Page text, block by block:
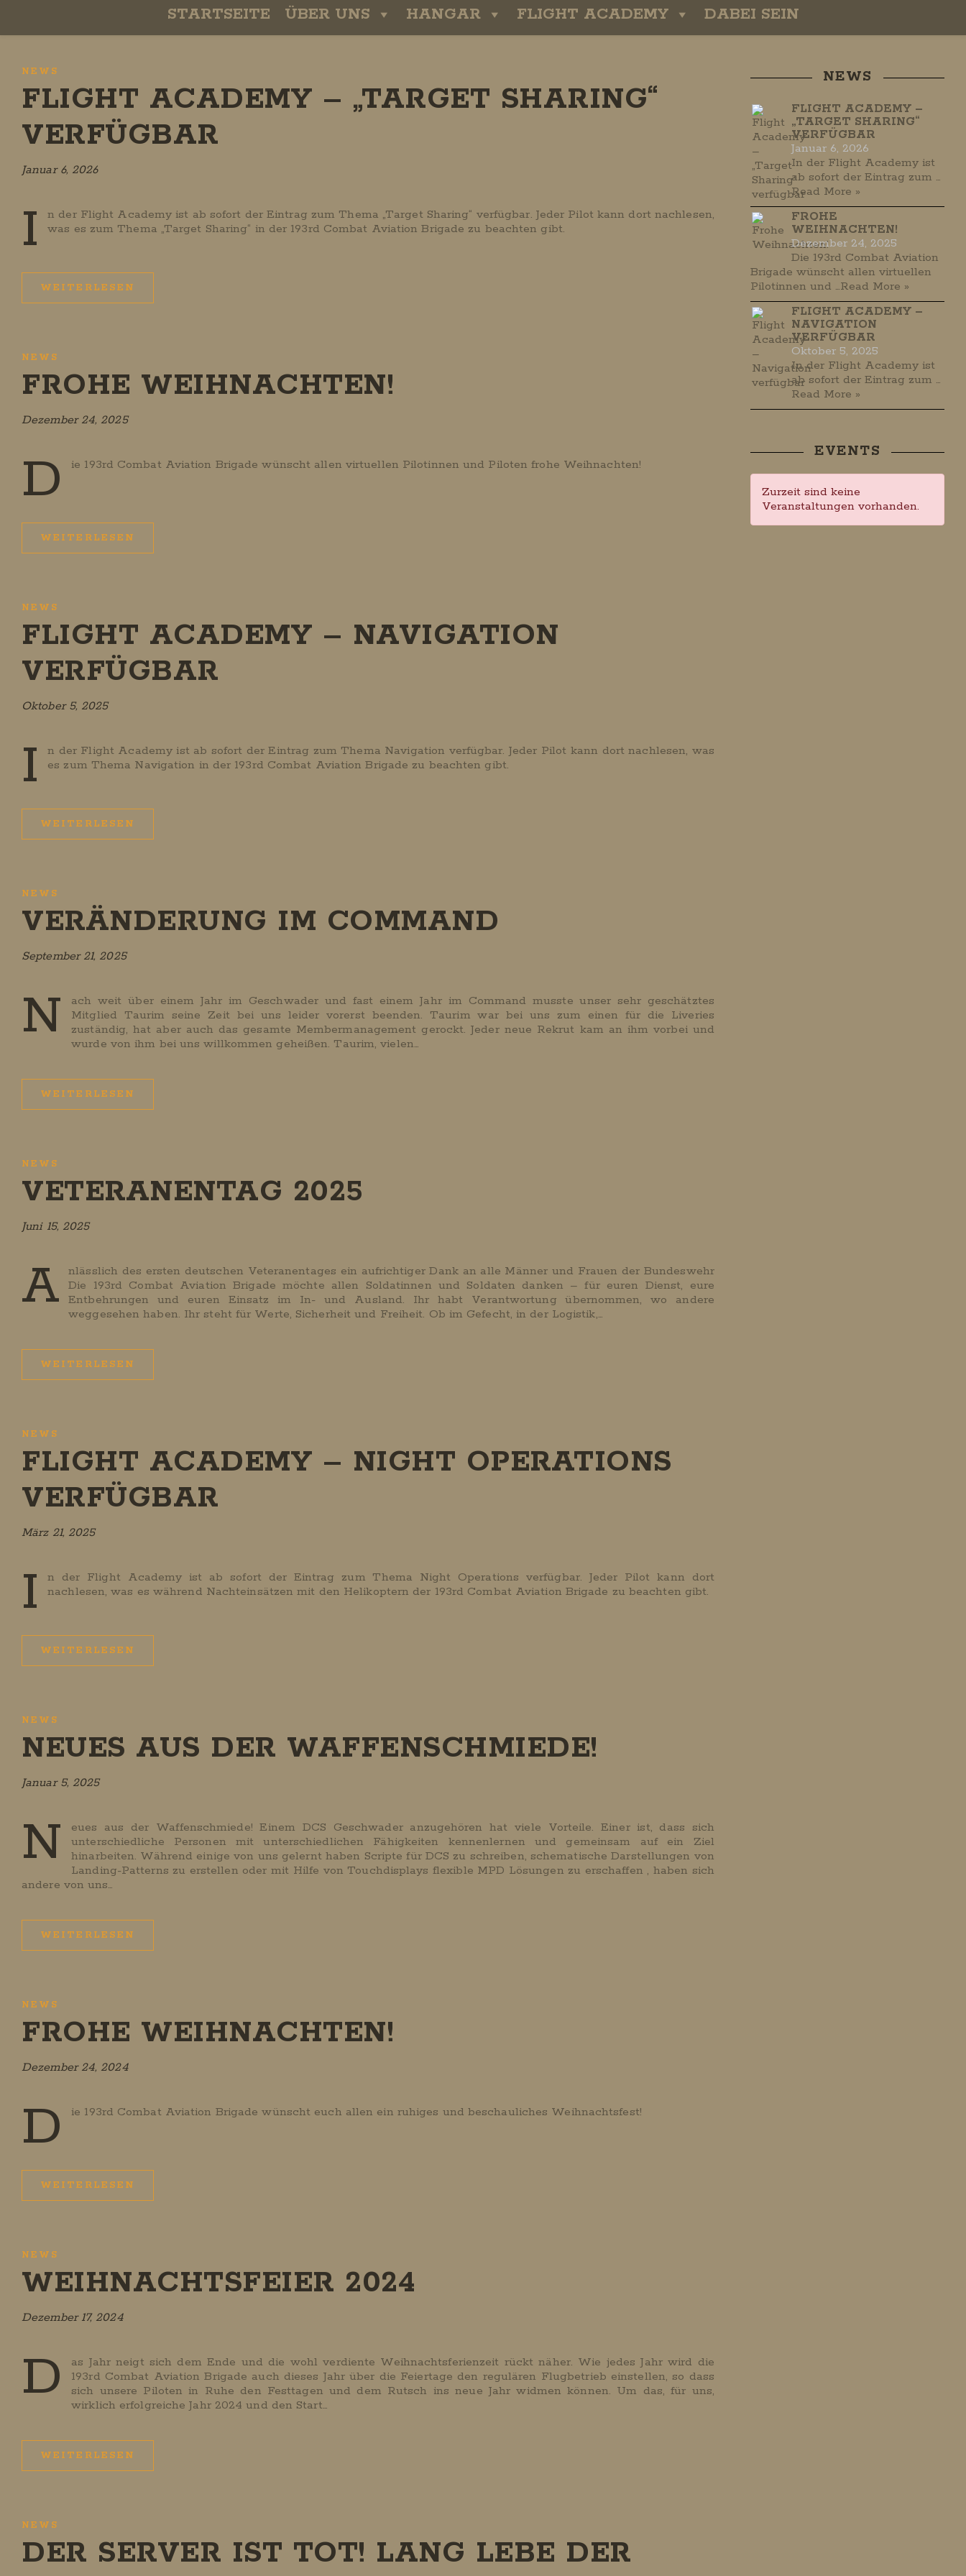
STARTSEITE ÜBER UNS HANGAR FLIGHT ACADEMY DABEI SEIN
NEWS
FLIGHT ACADEMY – „TARGET SHARING“
VERFÜGBAR
Januar 6, 2026
I
n der Flight Academy ist ab sofort der Eintrag zum Thema „Target Sharing“ verfügbar. Jeder Pilot kann dort nachlesen,
was es zum Thema „Target Sharing“ in der 193rd Combat Aviation Brigade zu beachten gibt.
WEITERLESEN
NEWS
FROHE WEIHNACHTEN!
Dezember 24, 2025
D ie 193rd Combat Aviation Brigade wünscht allen virtuellen Pilotinnen und Piloten frohe Weihnachten!
WEITERLESEN
NEWS
FLIGHT ACADEMY – NAVIGATION
VERFÜGBAR
Oktober 5, 2025
I
n der Flight Academy ist ab sofort der Eintrag zum Thema Navigation verfügbar. Jeder Pilot kann dort nachlesen, was
es zum Thema Navigation in der 193rd Combat Aviation Brigade zu beachten gibt.
WEITERLESEN
NEWS
VERÄNDERUNG IM COMMAND
September 21, 2025
N
ach weit über einem Jahr im Geschwader und fast einem Jahr im Command musste unser sehr geschätztes
Mitglied Taurim seine Zeit bei uns leider vorerst beenden. Taurim war bei uns zum einen für die Liveries
zuständig, hat aber auch das gesamte Membermanagement gerockt. Jeder neue Rekrut kam an ihm vorbei und
wurde von ihm bei uns willkommen geheißen. Taurim, vielen…
WEITERLESEN
NEWS
VETERANENTAG 2025
Juni 15, 2025
A
nlässlich des ersten deutschen Veteranentages ein aufrichtiger Dank an alle Männer und Frauen der Bundeswehr
Die 193rd Combat Aviation Brigade möchte allen Soldatinnen und Soldaten danken – für euren Dienst, eure
Entbehrungen und euren Einsatz im In- und Ausland. Ihr habt Verantwortung übernommen, wo andere
weggesehen haben. Ihr steht für Werte, Sicherheit und Freiheit. Ob im Gefecht, in der Logistik,…
WEITERLESEN
NEWS
FLIGHT ACADEMY – NIGHT OPERATIONS
VERFÜGBAR
März 21, 2025
I
n der Flight Academy ist ab sofort der Eintrag zum Thema Night Operations verfügbar. Jeder Pilot kann dort
nachlesen, was es während Nachteinsätzen mit den Helikoptern der 193rd Combat Aviation Brigade zu beachten gibt.
WEITERLESEN
NEWS
NEUES AUS DER WAFFENSCHMIEDE!
Januar 5, 2025
N
eues aus der Waffenschmiede! Einem DCS Geschwader anzugehören hat viele Vorteile. Einer ist, dass sich
unterschiedliche Personen mit unterschiedlichen Fähigkeiten kennenlernen und gemeinsam auf ein Ziel
hinarbeiten. Während einige von uns gelernt haben Scripte für DCS zu schreiben, schematische Darstellungen von
Landing-Patterns zu erstellen oder mit Hilfe von Touchdisplays flexible MPD Lösungen zu erschaffen , haben sich
andere von uns…
WEITERLESEN
NEWS
FROHE WEIHNACHTEN!
Dezember 24, 2024
D ie 193rd Combat Aviation Brigade wünscht euch allen ein ruhiges und beschauliches Weihnachtsfest!
WEITERLESEN
NEWS
WEIHNACHTSFEIER 2024
Dezember 17, 2024
D
as Jahr neigt sich dem Ende und die wohl verdiente Weihnachtsferienzeit rückt näher. Wie jedes Jahr wird die
193rd Combat Aviation Brigade auch dieses Jahr über die Feiertage den regulären Flugbetrieb einstellen, so dass
sich unsere Piloten in Ruhe den Festtagen und dem Rutsch ins neue Jahr widmen können. Um das, für uns,
wirklich erfolgreiche Jahr 2024 und den Start…
WEITERLESEN
NEWS
DER SERVER IST TOT! LANG LEBE DER
NEWS
FLIGHT ACADEMY –
„TARGET SHARING“
VERFÜGBAR
Januar 6, 2026
In der Flight Academy ist
ab sofort der Eintrag zum …
Read More »
FROHE
WEIHNACHTEN!
Dezember 24, 2025
Die 193rd Combat Aviation
Brigade wünscht allen virtuellen
Pilotinnen und …Read More »
FLIGHT ACADEMY –
NAVIGATION
VERFÜGBAR
Oktober 5, 2025
In der Flight Academy ist
ab sofort der Eintrag zum …
Read More »
EVENTS
Zurzeit sind keine
Veranstaltungen vorhanden.